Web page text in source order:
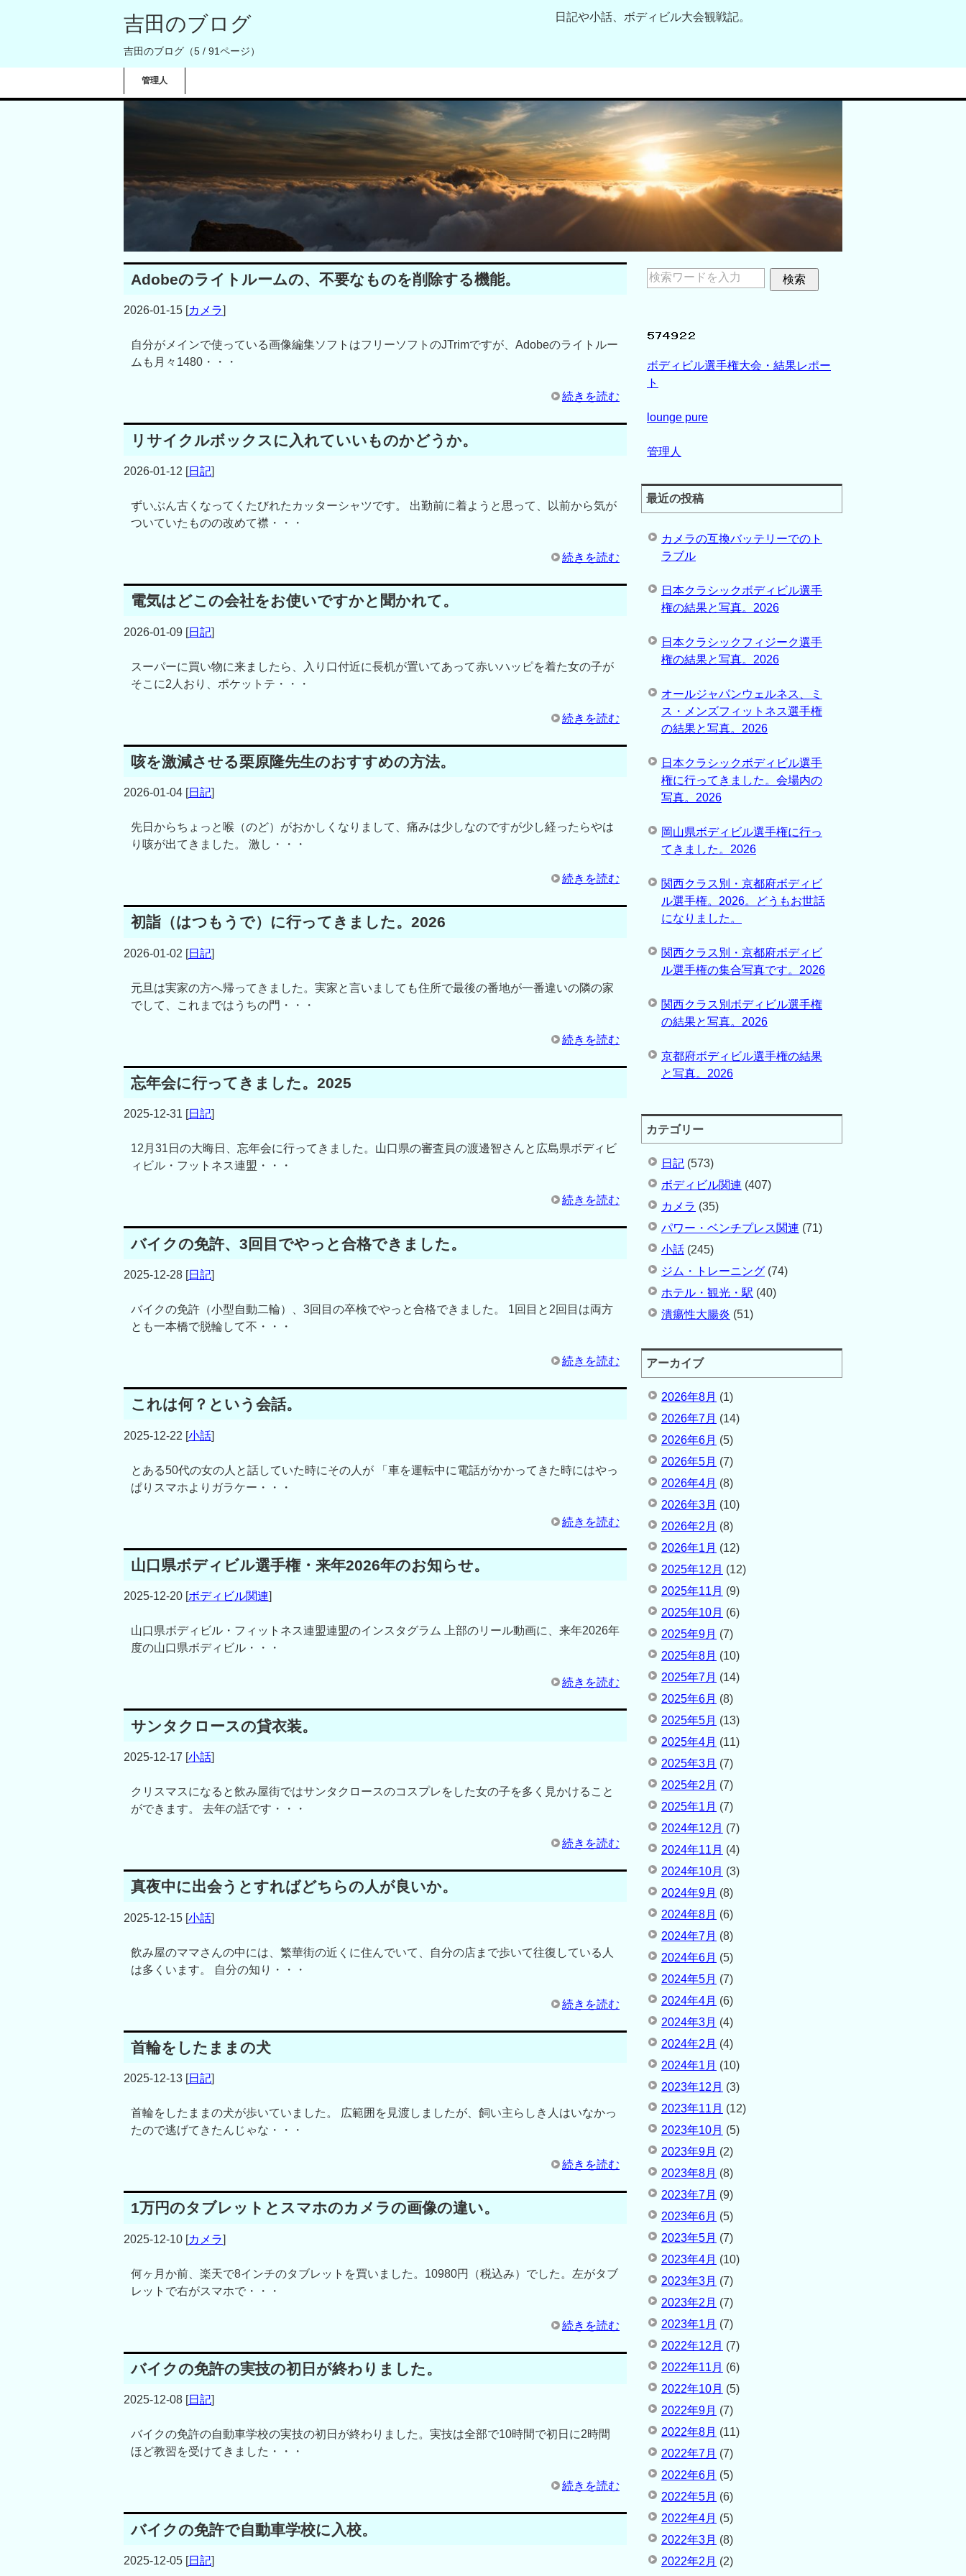
吉田のブログ
吉田のブログ（5 / 91ページ）
日記や小話、ボディビル大会観戦記。
管理人
Adobeのライトルームの、不要なものを削除する機能。
2026-01-15 [カメラ]
自分がメインで使っている画像編集ソフトはフリーソフトのJTrimですが、Adobeのライトルー
ムも月々1480・・・
続きを読む
リサイクルボックスに入れていいものかどうか。
2026-01-12 [日記]
ずいぶん古くなってくたびれたカッターシャツです。 出勤前に着ようと思って、以前から気が
ついていたものの改めて襟・・・
続きを読む
電気はどこの会社をお使いですかと聞かれて。
2026-01-09 [日記]
スーパーに買い物に来ましたら、入り口付近に長机が置いてあって赤いハッピを着た女の子が
そこに2人おり、ポケットテ・・・
続きを読む
咳を激減させる栗原隆先生のおすすめの方法。
2026-01-04 [日記]
先日からちょっと喉（のど）がおかしくなりまして、痛みは少しなのですが少し経ったらやは
り咳が出てきました。 激し・・・
続きを読む
初詣（はつもうで）に行ってきました。2026
2026-01-02 [日記]
元旦は実家の方へ帰ってきました。実家と言いましても住所で最後の番地が一番違いの隣の家
でして、これまではうちの門・・・
続きを読む
忘年会に行ってきました。2025
2025-12-31 日記
12月31日の大晦日、忘年会に行ってきました。山口県の審査員の渡邊智さんと広島県ボディビ
ィビル・フットネス連盟・・・
続きを読む
バイクの免許、3回目でやっと合格できました。
2025-12-28 [日記]
バイクの免許（小型自動二輪）、3回目の卒検でやっと合格できました。 1回目と2回目は両方
とも一本橋で脱輪して不・・・
続きを読む
これは何？という会話。
2025-12-22 [小話]
とある50代の女の人と話していた時にその人が 「車を運転中に電話がかかってきた時にはやっ
ぱりスマホよりガラケー・・・
続きを読む
山口県ボディビル選手権・来年2026年のお知らせ。
2025-12-20 [ボディビル関連]
山口県ボディビル・フィットネス連盟連盟のインスタグラム 上部のリール動画に、来年2026年
度の山口県ボディビル・・・
続きを読む
サンタクロースの貸衣装。
2025-12-17 [小話]
クリスマスになると飲み屋街ではサンタクロースのコスプレをした女の子を多く見かけること
ができます。 去年の話です・・・
続きを読む
真夜中に出会うとすればどちらの人が良いか。
2025-12-15 [小話]
飲み屋のママさんの中には、繁華街の近くに住んでいて、自分の店まで歩いて往復している人
は多くいます。 自分の知り・・・
続きを読む
首輪をしたままの犬
2025-12-13 [日記]
首輪をしたままの犬が歩いていました。 広範囲を見渡しましたが、飼い主らしき人はいなかっ
たので逃げてきたんじゃな・・・
続きを読む
1万円のタブレットとスマホのカメラの画像の違い。
2025-12-10 [カメラ]
何ヶ月か前、楽天で8インチのタブレットを買いました。10980円（税込み）でした。左がタブ
レットで右がスマホで・・・
続きを読む
バイクの免許の実技の初日が終わりました。
2025-12-08 日記
バイクの免許の自動車学校の実技の初日が終わりました。実技は全部で10時間で初日に2時間
ほど教習を受けてきました・・・
続きを読む
バイクの免許で自動車学校に入校。
2025-12-05 [日記]
ボディビル選手権大会・結果レポー
ト
lounge pure
管理人
最近の投稿
カメラの互換バッテリーでのト
ラブル
日本クラシックボディビル選手
権の結果と写真。2026
日本クラシックフィジーク選手
権の結果と写真。2026
オールジャパンウェルネス、ミ
ス・メンズフィットネス選手権
の結果と写真。2026
日本クラシックボディビル選手
権に行ってきました。会場内の
写真。2026
岡山県ボディビル選手権に行っ
てきました。2026
関西クラス別・京都府ボディビ
ル選手権。2026。どうもお世話
になりました。
関西クラス別・京都府ボディビ
ル選手権の集合写真です。2026
関西クラス別ボディビル選手権
の結果と写真。2026
京都府ボディビル選手権の結果
と写真。2026
カテゴリー
日記 (573)
ボディビル関連 (407)
カメラ (35)
パワー・ベンチプレス関連 (71)
小話 (245)
ジム・トレーニング (74)
ホテル・観光・駅 (40)
潰瘍性大腸炎 (51)
アーカイブ
2026年8月 (1)
2026年7月 (14)
2026年6月 (5)
2026年5月 (7)
2026年4月 (8)
2026年3月 (10)
2026年2月 (8)
2026年1月 (12)
2025年12月 (12)
2025年11月 (9)
2025年10月 (6)
2025年9月 (7)
2025年8月 (10)
2025年7月 (14)
2025年6月 (8)
2025年5月 (13)
2025年4月 (11)
2025年3月 (7)
2025年2月 (7)
2025年1月 (7)
2024年12月 (7)
2024年11月 (4)
2024年10月 (3)
2024年9月 (8)
2024年8月 (6)
2024年7月 (8)
2024年6月 (5)
2024年5月 (7)
2024年4月 (6)
2024年3月 (4)
2024年2月 (4)
2024年1月 (10)
2023年12月 (3)
2023年11月 (12)
2023年10月 (5)
2023年9月 (2)
2023年8月 (8)
2023年7月 (9)
2023年6月 (5)
2023年5月 (7)
2023年4月 (10)
2023年3月 (7)
2023年2月 (7)
2023年1月 (7)
2022年12月 (7)
2022年11月 (6)
2022年10月 (5)
2022年9月 (7)
2022年8月 (11)
2022年7月 (7)
2022年6月 (5)
2022年5月 (6)
2022年4月 (5)
2022年3月 (8)
2022年2月 (2)